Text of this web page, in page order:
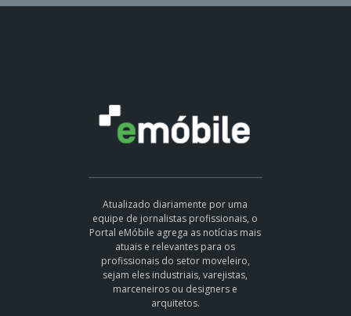
Atualizado diariamente por uma
equipe de jornalistas profissionais, o
Portal eMóbile agrega as notícias mais
atuais e relevantes para os
profissionais do setor moveleiro,
sejam eles industriais, varejistas,
marceneiros ou designers e
arquitetos.